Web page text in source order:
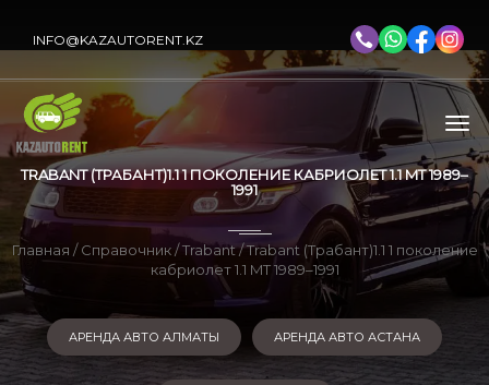
INFO@KAZAUTORENT.KZ
TRABANT (ТРАБАНТ)1.1 1 ПОКОЛЕНИЕ КАБРИОЛЕТ 1.1 MT 1989–
1991
Главная /Справочник/Trabant/ Trabant (Трабант)1.1 1 поколение
кабриолет 1.1 MT 1989–1991
АРЕНДА АВТО АЛМАТЫ АРЕНДА АВТО АСТАНА